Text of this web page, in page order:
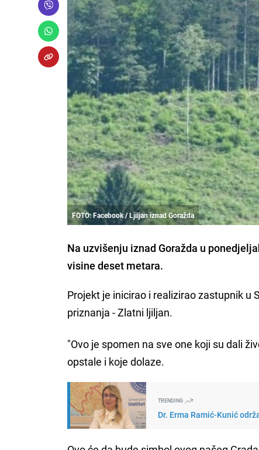
FOTO: Facebook / Ljiljan iznad Goražda
Na uzvišenju iznad Goražda u
visine deset metara.
Projekt je inicirao i realizirao zastupnik u
priznanja - Zlatni ljiljan.
"Ovo je spomen na sve one koji su dali
opstale i koje dolaze.
TRENDING
Dr. Erma Ramić-Kunić